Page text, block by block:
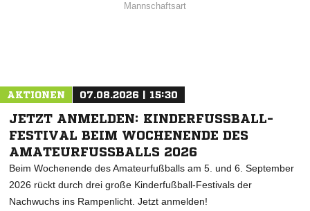
Mannschaftsart
AKTIONEN 07.08.2026 | 15:30
JETZT ANMELDEN: KINDERFUSSBALL-F
ESTIVAL BEIM WOCHENENDE DES A
MATEURFUSSBALLS 2026
Beim Wochenende des Amateurfußballs am 5. und 6. September
2026 rückt durch drei große Kinderfußball-Festivals der
Nachwuchs ins Rampenlicht. Jetzt anmelden!